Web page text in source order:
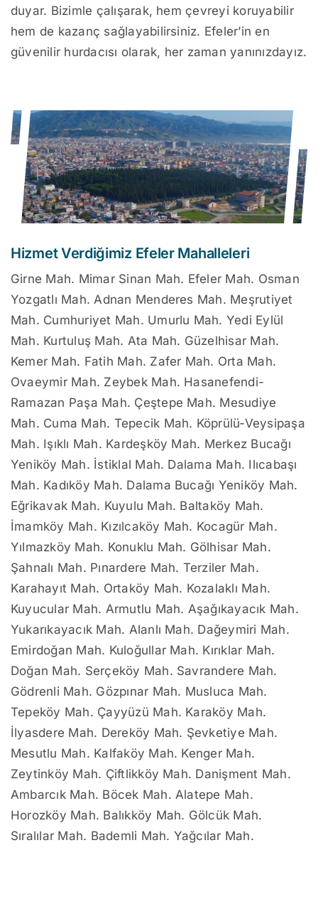
duyar. Bizimle çalışarak, hem çevreyi koruyabilir
hem de kazanç sağlayabilirsiniz. Efeler’in en
güvenilir hurdacısı olarak, her zaman yanınızdayız.
Hizmet Verdiğimiz Efeler Mahalleleri
Girne Mah. Mimar Sinan Mah. Efeler Mah. Osman
Yozgatlı Mah. Adnan Menderes Mah. Meşrutiyet
Mah. Cumhuriyet Mah. Umurlu Mah. Yedi Eylül
Mah. Kurtuluş Mah. Ata Mah. Güzelhisar Mah.
Kemer Mah. Fatih Mah. Zafer Mah. Orta Mah.
Ovaeymir Mah. Zeybek Mah. Hasanefendi-
Ramazan Paşa Mah. Çeştepe Mah. Mesudiye
Mah. Cuma Mah. Tepecik Mah. Köprülü-Veysipaşa
Mah. Işıklı Mah. Kardeşköy Mah. Merkez Bucağı
Yeniköy Mah. İstiklal Mah. Dalama Mah. Ilıcabaşı
Mah. Kadıköy Mah. Dalama Bucağı Yeniköy Mah.
Eğrikavak Mah. Kuyulu Mah. Baltaköy Mah.
İmamköy Mah. Kızılcaköy Mah. Kocagür Mah.
Yılmazköy Mah. Konuklu Mah. Gölhisar Mah.
Şahnalı Mah. Pınardere Mah. Terziler Mah.
Karahayıt Mah. Ortaköy Mah. Kozalaklı Mah.
Kuyucular Mah. Armutlu Mah. Aşağıkayacık Mah.
Yukarıkayacık Mah. Alanlı Mah. Dağeymiri Mah.
Emirdoğan Mah. Kuloğullar Mah. Kırıklar Mah.
Doğan Mah. Serçeköy Mah. Savrandere Mah.
Gödrenli Mah. Gözpınar Mah. Musluca Mah.
Tepeköy Mah. Çayyüzü Mah. Karaköy Mah.
İlyasdere Mah. Dereköy Mah. Şevketiye Mah.
Mesutlu Mah. Kalfaköy Mah. Kenger Mah.
Zeytinköy Mah. Çiftlikköy Mah. Danişment Mah.
Ambarcık Mah. Böcek Mah. Alatepe Mah.
Horozköy Mah. Balıkköy Mah. Gölcük Mah.
Sıralılar Mah. Bademli Mah. Yağcılar Mah.